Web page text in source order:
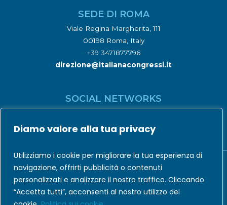
Diamo valore alla tua privacy
Utilizziamo i cookie per migliorare la tua esperienza di
navigazione, offrirti pubblicità o contenuti
personalizzati e analizzare il nostro traffico. Cliccando
“Accetta tutti”, acconsenti al nostro utilizzo dei
SEDE DI ROMA
Viale Regina Margherita, 111
00198 Roma, Italy
+39 3471877796
direzione@italianacongressi.it
SOCIAL NETWORKS
Codice Etico|Privacy Policy | Cookie Policy